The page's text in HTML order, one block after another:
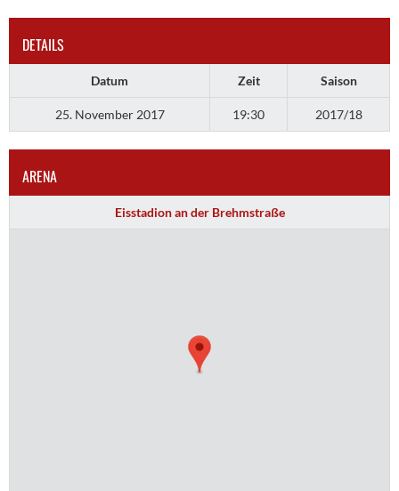
DETAILS
Datum Zeit Saison
25. November 2017 19:30 2017/18
ARENA
Eisstadion an der Brehmstraße